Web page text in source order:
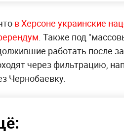
в Херсоне украинские
. Также под
работать после
через фильтрацию,
Чернобаевку.